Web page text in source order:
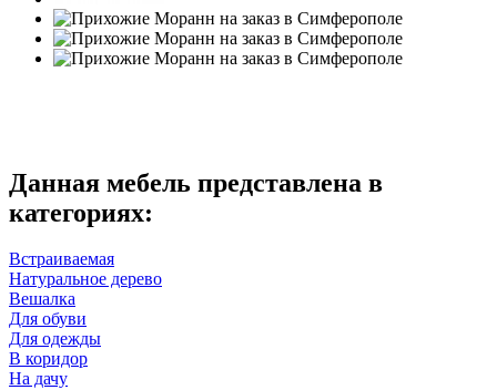
Данная мебель представлена в
категориях:
Встраиваемая
Натуральное дерево
Вешалка
Для обуви
Для одежды
В коридор
На дачу